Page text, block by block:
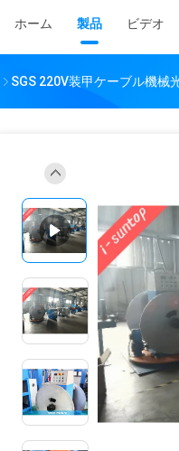
ホーム 製品 ビデオ
SGS 220V装甲ケーブル機械